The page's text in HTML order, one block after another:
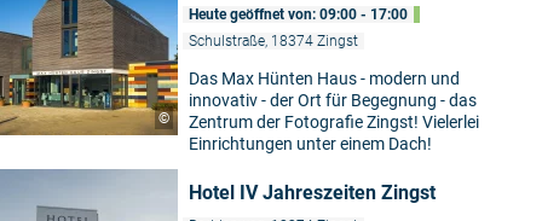
©
Heute geöffnet von: 09:00 - 17:00
Schulstraße, 18374 Zingst
Das Max Hünten Haus - modern und
innovativ - der Ort für Begegnung - das
Zentrum der Fotografie Zingst! Vielerlei
Einrichtungen unter einem Dach!
Hotel IV Jahreszeiten Zingst